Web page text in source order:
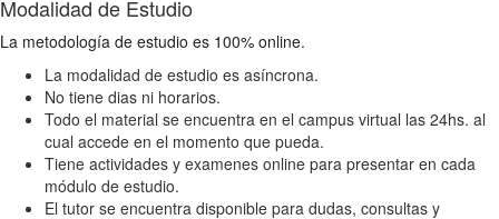
Modalidad de Estudio
La metodología de estudio es 100% online.
La modalidad de estudio es asíncrona.
No tiene dias ni horarios.
Todo el material se encuentra en el campus virtual las 24hs. al
cual accede en el momento que pueda.
Tiene actividades y examenes online para presentar en cada
módulo de estudio.
El tutor se encuentra disponible para dudas, consultas y